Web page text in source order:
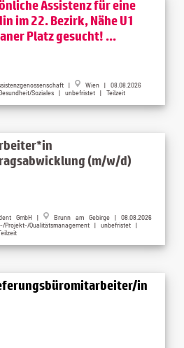
Assistenz für eine
im 22. Bezirk, Nähe U1
Platz gesucht! ...
| Wien | 08.08.2026
Soziales | unbefristet | Teilzeit
(m/w/d)
GmbH | Brunn am Gebirge | 08.08.2026
Projekt-/Qualitätsmanagement | unbefristet |
in